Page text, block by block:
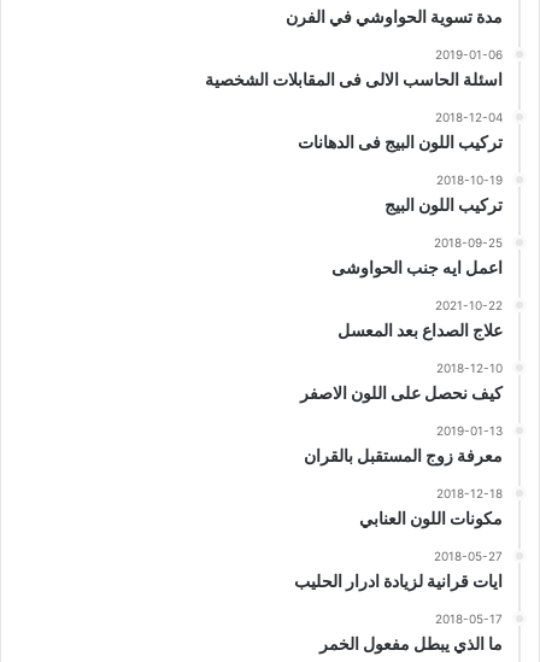
مدة تسوية الحواوشي في الفرن
2019-01-06
اسئلة الحاسب الالى فى المقابلات الشخصية
2018-12-04
تركيب اللون البيج فى الدهانات
2018-10-19
تركيب اللون البيج
2018-09-25
اعمل ايه جنب الحواوشى
2021-10-22
علاج الصداع بعد المعسل
2018-12-10
كيف نحصل على اللون الاصفر
2019-01-13
معرفة زوج المستقبل بالقران
2018-12-18
مكونات اللون العنابي
2018-05-27
ايات قرانية لزيادة ادرار الحليب
2018-05-17
ما الذي يبطل مفعول الخمر